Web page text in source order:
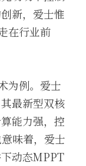
新，爱士惟
在行业前
为例。爱士
最新型双核
能力强，控
味着，爱士
动态MPPT